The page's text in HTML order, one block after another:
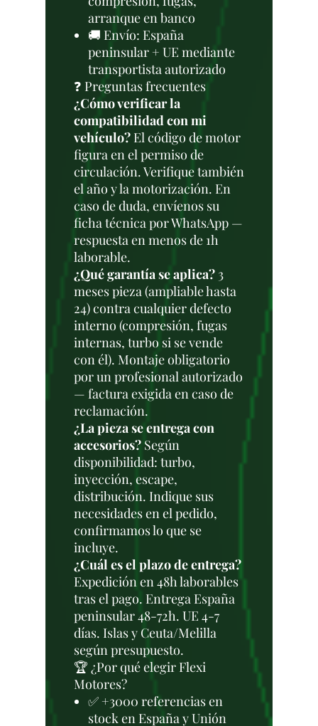
arranque en banco
🚚 Envío: España
peninsular + UE mediante
transportista autorizado
❓ Preguntas frecuentes
¿Cómo verificar la
compatibilidad con mi
vehículo? El código de motor
figura en el permiso de
circulación. Verifique también
el año y la motorización. En
caso de duda, envíenos su
ficha técnica por WhatsApp —
respuesta en menos de 1h
laborable.
¿Qué garantía se aplica? 3
meses pieza (ampliable hasta
24) contra cualquier defecto
interno (compresión, fugas
internas, turbo si se vende
con él). Montaje obligatorio
por un profesional autorizado
— factura exigida en caso de
reclamación.
¿La pieza se entrega con
accesorios? Según
disponibilidad: turbo,
inyección, escape,
distribución. Indique sus
necesidades en el pedido,
confirmamos lo que se
incluye.
¿Cuál es el plazo de entrega?
Expedición en 48h laborables
tras el pago. Entrega España
peninsular 48-72h. UE 4-7
días. Islas y Ceuta/Melilla
según presupuesto.
🏆 ¿Por qué elegir Flexi
Motores?
✅ +3000 referencias en
stock en España y Unión